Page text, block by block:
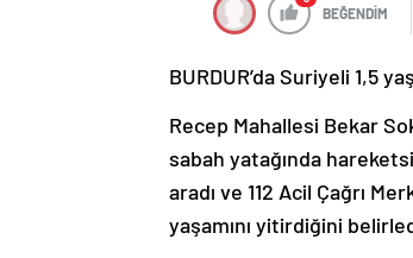
BEĞENDİM
BURDUR’da Suriyeli 1,5
Recep Mahallesi Bekar
sabah yatağında
aradı ve 112 Acil Çağrı
yaşamını yitirdiğini